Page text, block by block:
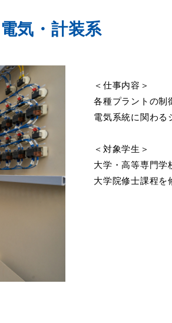
電気・計装系
＜仕事内容＞
各種プラントの制
電気系統に関わる
＜対象学生＞
大学・高等専門学
大学院修士課程を